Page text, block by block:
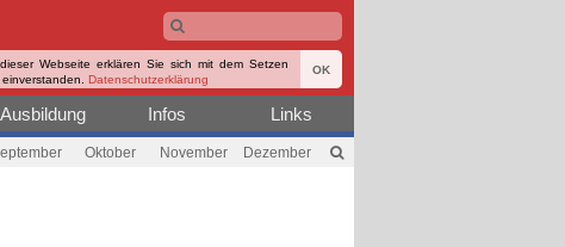
Webseite erklären Sie sich mit dem Setzen
Datenschutzerklärung
OK
Ausbildung Infos Links
Oktober November Dezember